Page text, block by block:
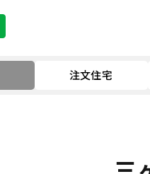
注文住宅